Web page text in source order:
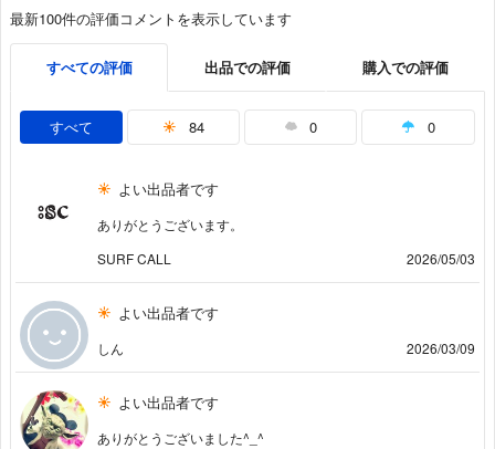
最新100件の評価コメントを表示しています
すべての評価 出品での評価 購入での評価
すべて 84 0 0
よい出品者です
ありがとうございます。
SURF CALL
2026/05/03
よい出品者です
しん 2026/03/09
よい出品者です
ありがとうございました^_^